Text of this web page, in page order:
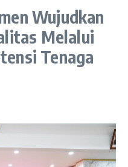
Wujudkan
Melalui
Tenaga